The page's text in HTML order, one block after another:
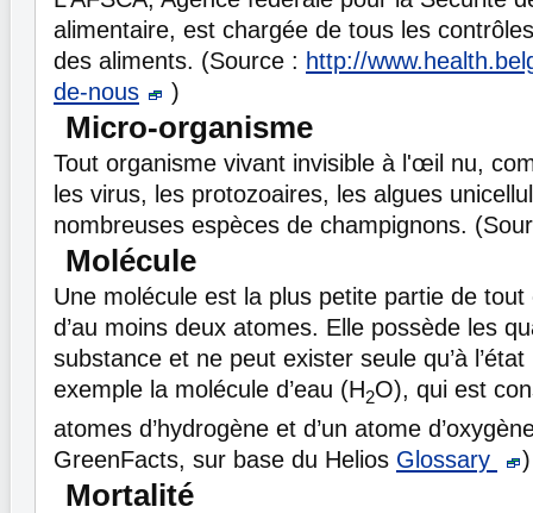
alimentaire, est chargée de tous les
des aliments. (Source : http://
de-nous
)
Micro-organisme
Tout organisme vivant invisible à l'œil nu,
les virus, les protozoaires, les algues
nombreuses espèces de champignons.
Molécule
Une molécule est la plus petite partie de
d’au moins deux atomes. Elle possède les
substance et ne peut exister seule qu’à
exemple la molécule d’eau (H2O), qui est
atomes d’hydrogène et d’un atome
GreenFacts, sur base du Helios Glossary )
Mortalité